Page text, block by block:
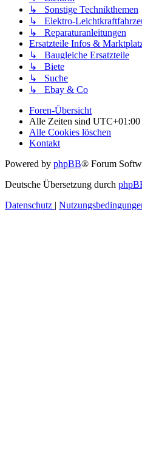
↳ Sonstige Technikthemen
↳ Elektro-
↳ Reparaturanleitungen
Ersatzteile Infos &
↳ Baugleiche Ersatzteile
↳ Biete
↳ Suche
↳ Ebay & Co
Foren-Übersicht
Alle Zeiten sind UTC+01:00
Alle Cookies löschen
Kontakt
Powered by phpBB® Forum
Deutsche Übersetzung durch
Datenschutz |